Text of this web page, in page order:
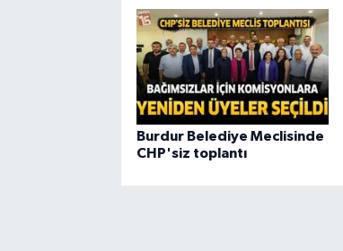
Burdur Belediye Meclisinde
CHP'siz toplantı